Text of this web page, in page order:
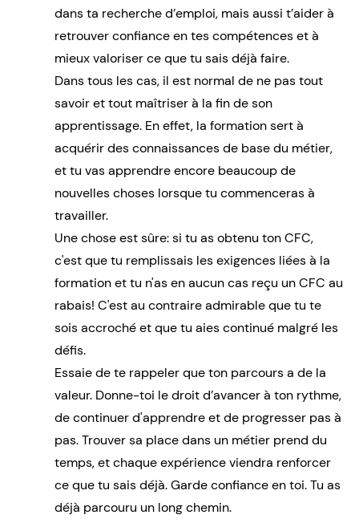
dans ta recherche d’emploi, mais aussi t’aider à
retrouver confiance en tes compétences et à
mieux valoriser ce que tu sais déjà faire.
Dans tous les cas, il est normal de ne pas tout
savoir et tout maîtriser à la fin de son
apprentissage. En effet, la formation sert à
acquérir des connaissances de base du métier,
et tu vas apprendre encore beaucoup de
nouvelles choses lorsque tu commenceras à
travailler.
Une chose est sûre: si tu as obtenu ton CFC,
c'est que tu remplissais les exigences liées à la
formation et tu n'as en aucun cas reçu un CFC au
rabais! C'est au contraire admirable que tu te
sois accroché et que tu aies continué malgré les
défis.
Essaie de te rappeler que ton parcours a de la
valeur. Donne-toi le droit d’avancer à ton rythme,
de continuer d'apprendre et de progresser pas à
pas. Trouver sa place dans un métier prend du
temps, et chaque expérience viendra renforcer
ce que tu sais déjà. Garde confiance en toi. Tu as
déjà parcouru un long chemin.